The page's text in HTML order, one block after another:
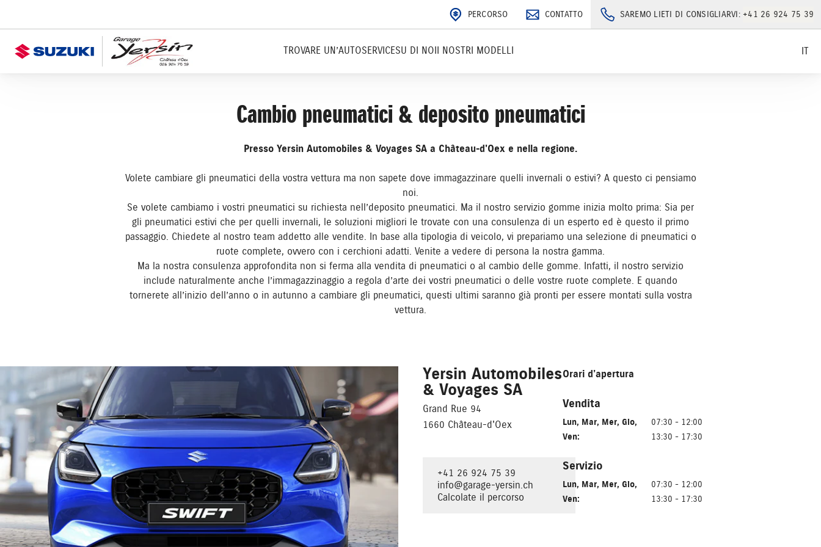
PERCORSO CONTATTO SAREMO LIETI DI CONSIGLIARVI: +41 26 924 75 39
TROVARE UN’AUTOSERVICESU DI NOII NOSTRI MODELLI IT
Cambio pneumatici & deposito pneumatici
Presso Yersin Automobiles & Voyages SA a Château-d'Oex e nella regione.
Volete cambiare gli pneumatici della vostra vettura ma non sapete dove immagazzinare quelli invernali o estivi? A questo ci pensiamo
noi.
Se volete cambiamo i vostri pneumatici su richiesta nell’deposito pneumatici. Ma il nostro servizio gomme inizia molto prima: Sia per
gli pneumatici estivi che per quelli invernali, le soluzioni migliori le trovate con una consulenza di un esperto ed è questo il primo
passaggio. Chiedete al nostro team addetto alle vendite. In base alla tipologia di veicolo, vi prepariamo una selezione di pneumatici o
ruote complete, ovvero con i cerchioni adatti. Venite a vedere di persona la nostra gamma.
Ma la nostra consulenza approfondita non si ferma alla vendita di pneumatici o al cambio delle gomme. Infatti, il nostro servizio
include naturalmente anche l’immagazzinaggio a regola d’arte dei vostri pneumatici o delle vostre ruote complete. E quando
tornerete all’inizio dell’anno o in autunno a cambiare gli pneumatici, questi ultimi saranno già pronti per essere montati sulla vostra
vettura.
Yersin Automobiles
& Voyages SA
Grand Rue 94
1660 Château-d'Oex
+41 26 924 75 39
info@garage-yersin.ch
Calcolate il percorso
Orari d’apertura
Vendita
Lun, Mar, Mer, Gio,
Ven:
07:30 - 12:00
13:30 - 17:30
Servizio
Lun, Mar, Mer, Gio,
Ven:
07:30 - 12:00
13:30 - 17:30